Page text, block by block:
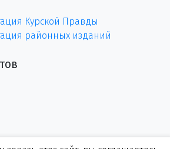
Курской Правды
районных изданий